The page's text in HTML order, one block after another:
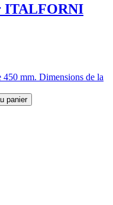
ITALFORNI
mm. Dimensions de la
panier